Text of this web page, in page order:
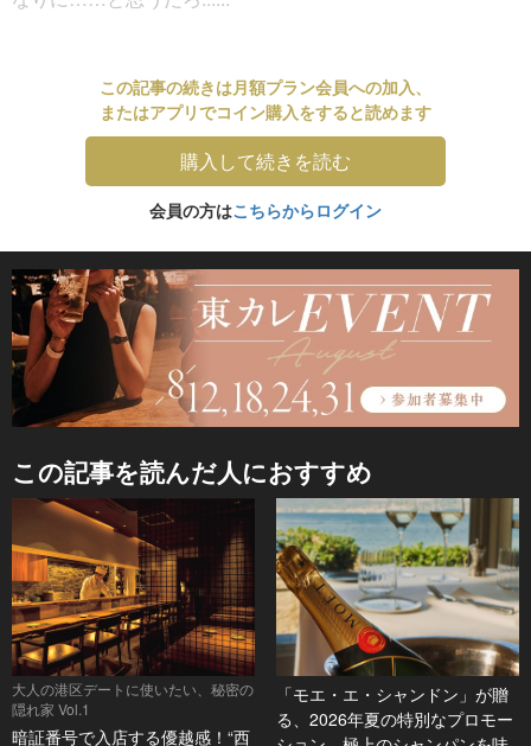
この記事の続きは月額プラン会員への加入、
またはアプリでコイン購入をすると読めます
購入して続きを読む
会員の方はこちらからログイン
この記事を読んだ人におすすめ
大人の港区デートに使いたい、秘密の
隠れ家 Vol.1
暗証番号で入店する優越感！“西
「モエ・エ・シャンドン」が贈
る、2026年夏の特別なプロモー